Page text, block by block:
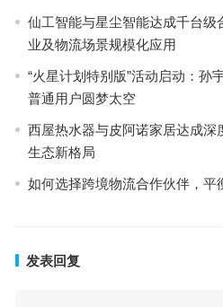
仙工智能与星尘智能达成千台级
业及物流场景规模化应用
“火星计划特别版”活动启动：孙
普通用户圆梦太空
西屋热水器与皮阿诺家居达成深
生态新格局
如何选择跨境物流合作伙伴，平
发表回复